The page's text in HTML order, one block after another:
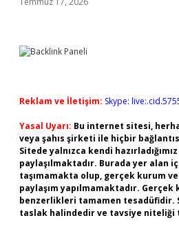
Reklam ve İletişim: Skype:
Yasal Uyarı: Bu internet sitesi,
veya şahıs şirketi ile hiçbir
Sitede yalnızca kendi
paylaşılmaktadır. Burada yer alan
taşımamakta olup, gerçek kurum
paylaşım yapılmamaktadır.
benzerlikleri tamamen tesadüfidir.
taslak halindedir ve tavsiye niteliği